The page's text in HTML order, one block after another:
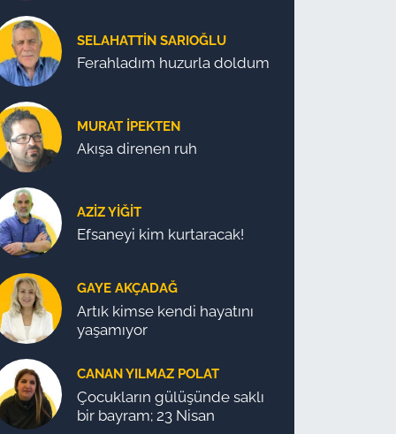
SELAHATTIN SARIOĞLU
Ferahladım huzurla doldum
MURAT İPEKTEN
Akışa direnen ruh
AZIZ YIĞIT
Efsaneyi kim kurtaracak!
GAYE AKÇADAĞ
Artık kimse kendi hayatını
yaşamıyor
CANAN YILMAZ POLAT
Çocukların gülüşünde saklı
bir bayram; 23 Nisan